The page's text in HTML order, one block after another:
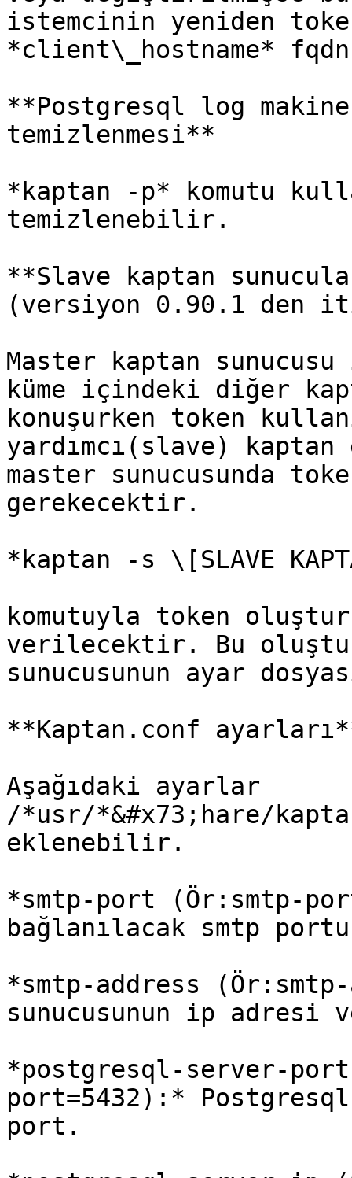
istemcinin yeniden
*client\_hostname*
**Postgresql log
temizlenmesi**
*kaptan -p* komutu
temizlenebilir.
**Slave kaptan
(versiyon 0.90.1 den
Master kaptan
küme içindeki diğer
konuşurken token
yardımcı(slave)
master sunucusunda
gerekecektir.
*kaptan -s \[SLAVE
komutuyla token
verilecektir. Bu
sunucusunun ayar
**Kaptan.conf
Aşağıdaki ayarlar
/*usr/*&#x73;hare/
eklenebilir.
*smtp-port (Ör:smtp-
bağlanılacak smtp
*smtp-address
sunucusunun ip adresi
*postgresql-server-
port=5432):* Postgresql
port.